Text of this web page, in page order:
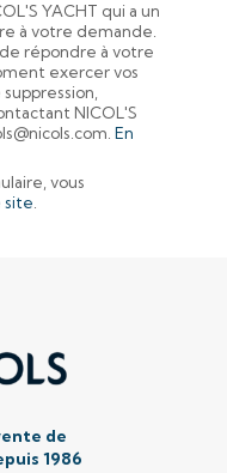
YACHT qui a un
à votre demande.
répondre à votre
exercer vos
NICOL'S
En
vous
site
de
1986